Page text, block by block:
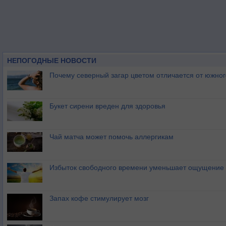
НЕПОГОДНЫЕ НОВОСТИ
Почему северный загар цветом отличается от
Букет сирени вреден для здоровья
Чай матча может помочь аллергикам
Избыток свободного времени уменьшает ощущение
Запах кофе стимулирует мозг